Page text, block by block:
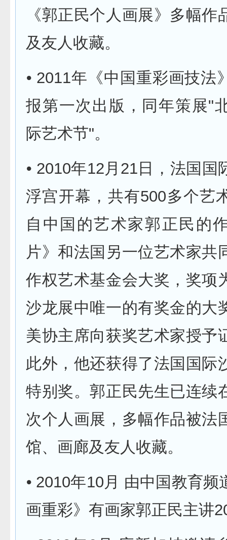
《郭正民个人画展》多幅作
及友人收藏。
⦁ 2011年《中国重彩画技法
报第一次出版，同年策展"
际艺术节"。
⦁ 2010年12月21日，法国国
浮宫开幕，共有500多个艺
自中国的艺术家郭正民的
片》和法国另一位艺术家共
作权艺术基金会大奖，奖项
沙龙展中唯一的有奖金的大
美协主席向获奖艺术家授予
此外，他还获得了法国国际
特别奖。郭正民先生已连续
次个人画展，多幅作品被法
馆、画廊及友人收藏。
⦁ 2010年10月 由中国教育频
画重彩》有画家郭正民主讲